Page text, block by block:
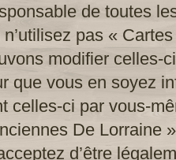
de toutes
n’utilisez pas «
modifier celles-
que vous en soyez
celles-ci par vous-
De Lorraine
d’être